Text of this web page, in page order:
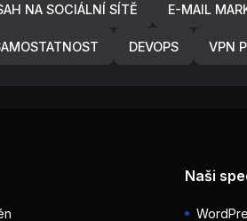
NA SOCIÁLNÍ SÍTĚ E-MAIL
DEVOPS VPN
Naši